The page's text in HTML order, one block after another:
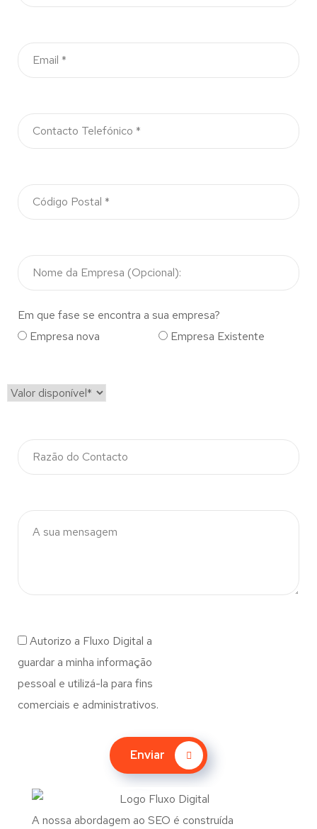
Em que fase se encontra a sua empresa?
Empresa nova
Empresa Existente
Autorizo a Fluxo Digital a
guardar a minha informação
pessoal e utilizá-la para fins
comerciais e administrativos.
Enviar
A nossa abordagem ao SEO é construída